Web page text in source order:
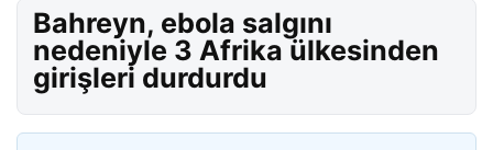
Bahreyn, ebola salgını
nedeniyle 3 Afrika ülkesinden
girişleri durdurdu